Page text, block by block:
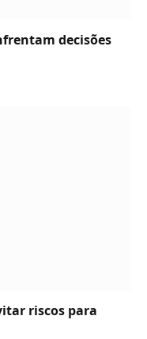
decisões
riscos para